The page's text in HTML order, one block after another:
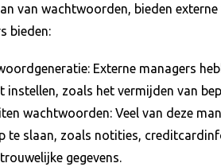
van wachtwoorden, bieden
bieden:
Externe managers
instellen, zoals het vermijden van
wachtwoorden: Veel van deze
te slaan, zoals notities,
gegevens.